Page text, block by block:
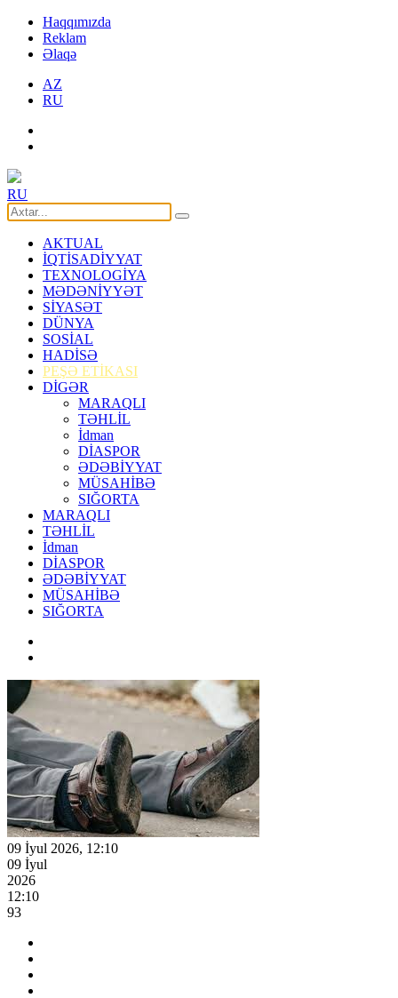
Haqqımızda
Reklam
Əlaqə
AZ
RU
RU
AKTUAL
İQTİSADİYYAT
TEXNOLOGİYA
MƏDƏNİYYƏT
SİYASƏT
DÜNYA
SOSİAL
HADİSƏ
PEŞƏ ETİKASI
DİGƏR
MARAQLI
TƏHLİL
İdman
DİASPOR
ƏDƏBİYYAT
MÜSAHİBƏ
SIĞORTA
MARAQLI
TƏHLİL
İdman
DİASPOR
ƏDƏBİYYAT
MÜSAHİBƏ
SIĞORTA
09 İyul 2026, 12:10
09 İyul
2026
12:10
93